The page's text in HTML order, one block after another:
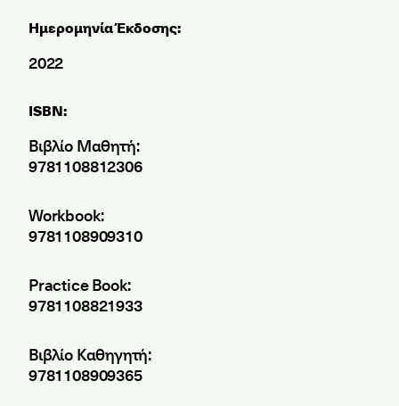
Ημερομηνία Έκδοσης:
2022
ISBN:
Βιβλίο Μαθητή:
9781108812306
Workbook:
9781108909310
Practice Book:
9781108821933
Βιβλίο Καθηγητή:
9781108909365